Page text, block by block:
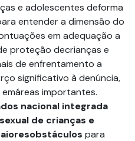
e adolescentes deforma
entender a dimensão do
em adequação a
proteção decrianças e
de enfrentamento a
significativo à denúncia,
importantes.
nacional integrada
de crianças e
para